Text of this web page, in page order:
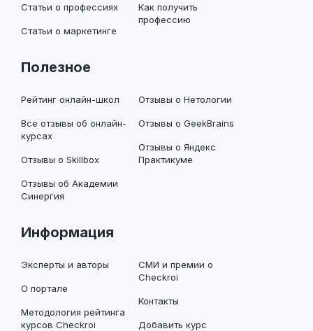
Статьи о профессиях
Статьи о маркетинге
Как получить
профессию
Полезное
Рейтинг онлайн-школ
Все отзывы об онлайн-
курсах
Отзывы о Skillbox
Отзывы об Академии
Синергия
Отзывы о Нетологии
Отзывы о GeekBrains
Отзывы о Яндекс
Практикуме
Информация
Эксперты и авторы
О портале
Методология рейтинга
курсов Checkroi
СМИ и премии о
Checkroi
Контакты
Добавить курс